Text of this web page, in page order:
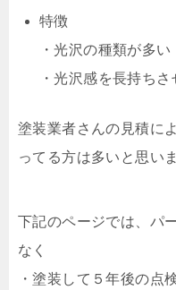
特徴
・光沢の種類が多い
・光沢感を長持ち
塗装業者さんの見積に
ってる方は多いと思いま
下記のページでは、パ
なく
・塗装して５年後の点